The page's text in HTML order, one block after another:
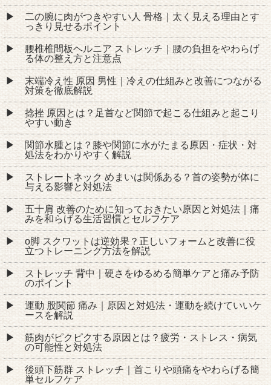
二の腕に肉がつきやすい人 骨格｜太く見える理由とす
っきり見せるポイント
腰椎椎間板ヘルニア ストレッチ｜腰の負担をやわらげ
る体の整え方と注意点
末端冷え性 原因 男性｜冷えの仕組みと改善につながる
対策を徹底解説
捻挫 原因とは？足首など関節で起こる仕組みと起こり
やすい動き
関節水腫とは？膝や関節に水がたまる原因・症状・対
処法をわかりやすく解説
ストレートネック めまいは関係ある？首の姿勢が体に
与える影響と対処法
五十肩 改善のために知っておきたい原因と対処法｜痛
みを和らげる生活習慣とセルフケア
o脚 スクワットは逆効果？正しいフォームと改善に役
立つトレーニング方法を解説
ストレッチ 背中｜硬さをゆるめる簡単ケアと痛み予防
のポイント
運動 股関節 痛み｜原因と対処法・運動を続けていいケ
ースを解説
筋肉がピクピクする原因とは？疲労・ストレス・病気
の可能性と対処法
後頭下筋群 ストレッチ｜首こりや頭痛をやわらげる簡
単セルフケア